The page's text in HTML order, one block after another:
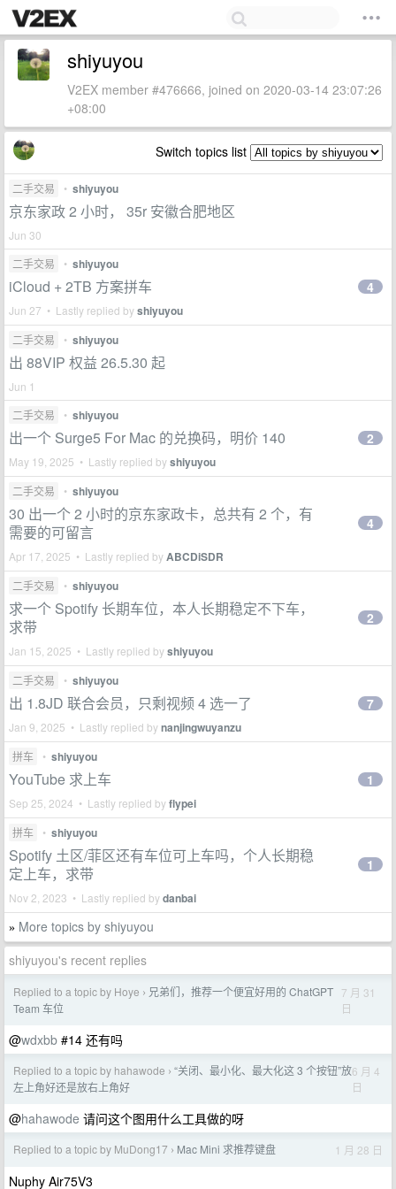
shiyuyou
V2EX member #476666, joined on 2020-03-14 23:07:26
+08:00
Switch topics list
二手交易 • shiyuyou
京东家政 2 小时， 35r 安徽合肥地区
Jun 30
二手交易
• shiyuyou
iCloud + 2TB 方案拼车
Jun 27 • Lastly replied byshiyuyou
4
二手交易 • shiyuyou
出 88VIP 权益 26.5.30 起
Jun 1
二手交易
• shiyuyou
出一个 Surge5 For Mac 的兑换码，明价 140
May 19, 2025 • Lastly replied byshiyuyou
2
二手交易 • shiyuyou
30 出一个 2 小时的京东家政卡，总共有 2 个，有
需要的可留言
Apr 17, 2025 • Lastly replied byABCDiSDR
4
二手交易 • shiyuyou
求一个 Spotify 长期车位，本人长期稳定不下车，
求带
Jan 15, 2025 • Lastly replied byshiyuyou
2
二手交易 • shiyuyou
出 1.8JD 联合会员，只剩视频 4 选一了
Jan 9, 2025 • Lastly replied bynanjingwuyanzu
7
拼车 • shiyuyou
YouTube 求上车
Sep 25, 2024 • Lastly replied byflypei
1
拼车 • shiyuyou
Spotify 土区/菲区还有车位可上车吗，个人长期稳
定上车，求带
Nov 2, 2023 • Lastly replied bydanbai
1
» More topics by shiyuyou
shiyuyou's recent replies
Replied to a topic by Hoye › 兄弟们，推荐一个便宜好用的 ChatGPT
Team 车位
7 月 31
日
@wdxbb #14 还有吗
Replied to a topic by hahawode › “关闭、最小化、最大化这 3 个按钮”放
左上角好还是放右上角好
6 月 4
日
@hahawode 请问这个图用什么工具做的呀
Replied to a topic by MuDong17 › Mac Mini 求推荐键盘 1 月 28 日
Nuphy Air75V3